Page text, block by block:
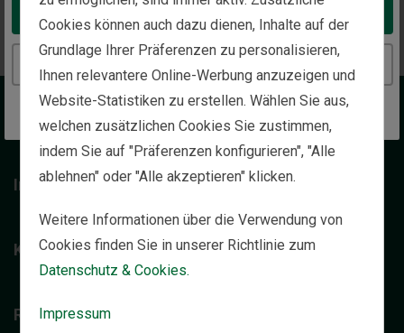
Take me to the United States website
Wir über uns
Individuelle Vermögensverwaltung
Kontakt
Rechtliche Hinweise
Cookies können auch dazu dienen, Inhalte auf der
Grundlage Ihrer Präferenzen zu personalisieren,
Ihnen relevantere Online-Werbung anzuzeigen und
Website-Statistiken zu erstellen. Wählen Sie aus,
welchen zusätzlichen Cookies Sie zustimmen,
indem Sie auf "Präferenzen konfigurieren", "Alle
ablehnen" oder "Alle akzeptieren" klicken.
Weitere Informationen über die Verwendung von
Cookies finden Sie in unserer Richtlinie zum
Datenschutz & Cookies.
Impressum